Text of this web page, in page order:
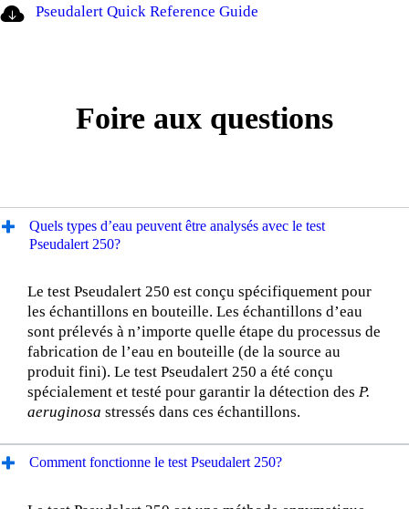
Pseudalert Quick Reference Guide
Foire aux questions
Quels types d’eau peuvent être analysés avec le test
Pseudalert 250?
Le test Pseudalert 250 est conçu spécifiquement pour
les échantillons en bouteille. Les échantillons d’eau
sont prélevés à n’importe quelle étape du processus de
fabrication de l’eau en bouteille (de la source au
produit fini). Le test Pseudalert 250 a été conçu
spécialement et testé pour garantir la détection des P.
aeruginosa stressés dans ces échantillons.
Comment fonctionne le test Pseudalert 250?